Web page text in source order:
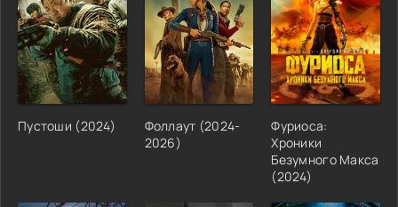
Пустоши (2024)
Фоллаут (2024-
2026)
Фуриоса:
Хроники
Безумного Макса
(2024)